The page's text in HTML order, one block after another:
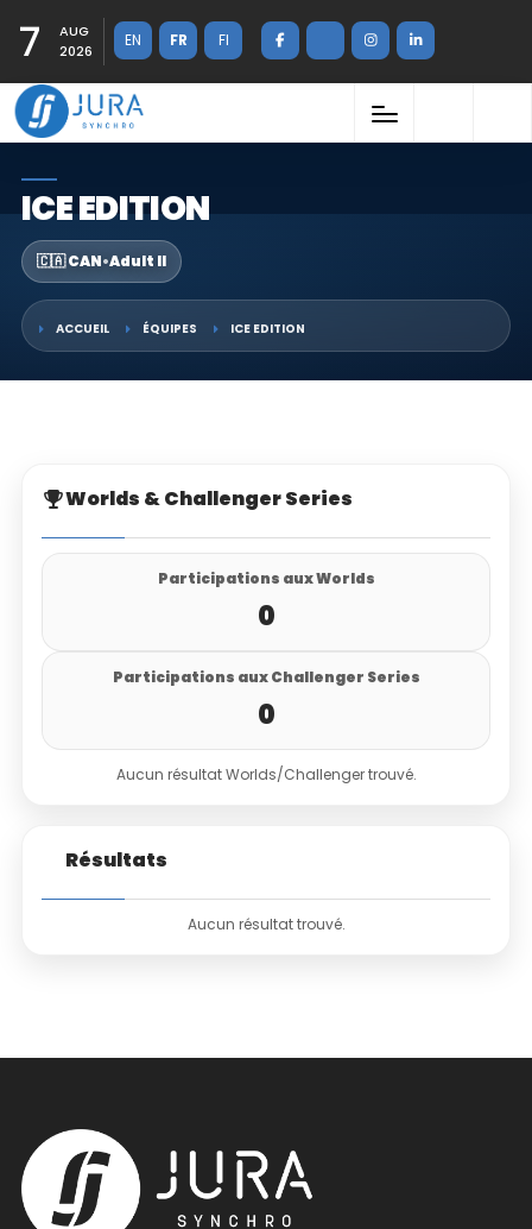
7
AUG
2026
EN FR FI
ICE EDITION
🇨🇦 CAN•Adult II
ACCUEIL ÉQUIPES ICE EDITION
Worlds & Challenger Series
Participations aux Worlds
0
Participations aux Challenger Series
0
Aucun résultat Worlds/Challenger trouvé.
Résultats
Aucun résultat trouvé.